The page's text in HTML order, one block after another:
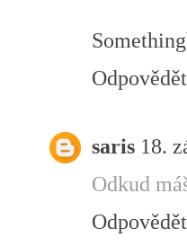
Odpovědět
saris 18.
Odkud
Odpovědět